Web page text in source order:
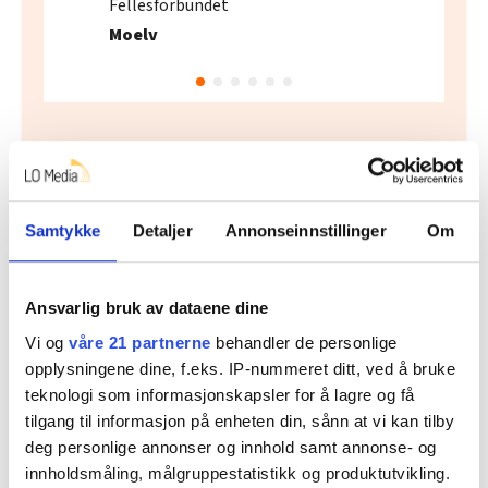
Samtykke Detaljer Annonseinnstillinger Om
Ansvarlig bruk av dataene dine
Vi og våre 21 partnerne behandler de personlige
opplysningene dine, f.eks. IP-nummeret ditt, ved å bruke
teknologi som informasjonskapsler for å lagre og få
tilgang til informasjon på enheten din, sånn at vi kan tilby
deg personlige annonser og innhold samt annonse- og
innholdsmåling, målgruppestatistikk og produktutvikling.
Fellesforbundet
Moelv
Flere saker